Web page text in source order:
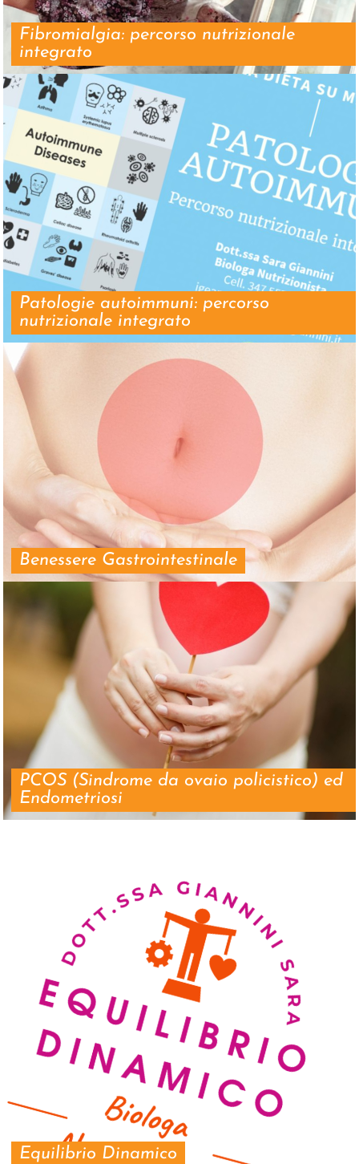
Fibromialgia: percorso nutrizionale
integrato
Patologie autoimmuni: percorso
nutrizionale integrato
Benessere Gastrointestinale
PCOS (Sindrome da ovaio policistico) ed
Endometriosi
Equilibrio Dinamico